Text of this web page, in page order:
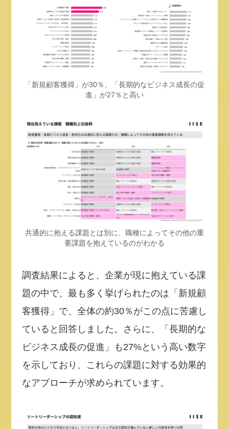
「新規顧客獲得」が30％、「長期的なビジネス成長の促
進」が27％と高い
共通的に抱える課題とは別に、職種によってその他の重
要課題を抱えているのがわかる
調査結果によると、企業が現に抱えている課
題の中で、最も多く挙げられたのは「新規顧
客獲得」で、全体の約30％がこの点に苦慮し
ていると回答しました。さらに、「長期的な
ビジネス成長の促進」も27%という高い数字
を示しており、これらの課題に対する効果的
なアプローチが求められています。